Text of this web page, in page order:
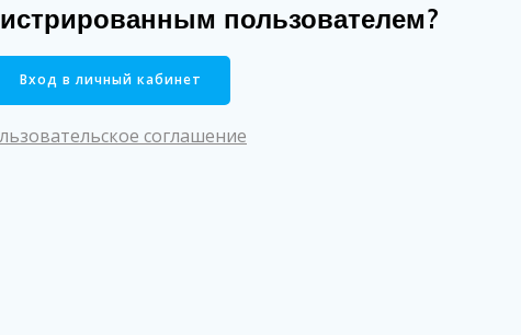
пользователем?
Вход в личный кабинет
соглашение